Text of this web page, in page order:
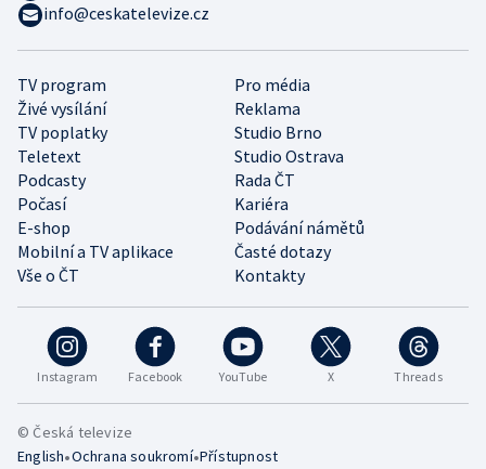
Instagram Facebook YouTube X Threads
TV program
Pro média
Živé vysílání
Reklama
TV poplatky
Studio Brno
Teletext
Studio Ostrava
Podcasty
Rada ČT
Počasí
Kariéra
E-shop
Podávání námětů
Mobilní a TV aplikace
Časté dotazy
Vše o ČT
Kontakty
info@ceskatelevize.cz
© Česká televize
English•Ochrana soukromí•Přístupnost